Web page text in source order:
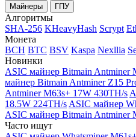
Майнеры ГПУ
Алгоритмы
SHA-256 KHeavyHash Scrypt
Монета
BCH BTC BSV Kaspa Nexllia
Новинки
ASIC майнер Bitmain Antminer
майнер Bitmain Antminer Z15
Antminer M63s+ 17W 430TH/s
18.5W 224TH/s ASIC майнер
ASIC майнер Bitmain Antminer
Часто ищут